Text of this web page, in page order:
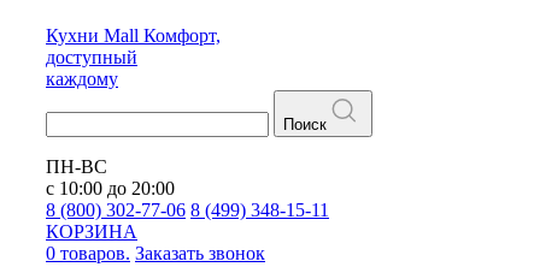
Кухни Mall Комфорт,
доступный
каждому
Поиск
ПН-ВС
с 10:00 до 20:00
8 (800) 302-77-06 8 (499) 348-15-11
КОРЗИНА
0 товаров. Заказать звонок